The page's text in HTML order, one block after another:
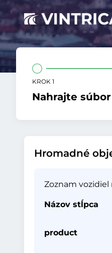
KROK 1
Nahrajte súbor
Hromadné
Zoznam vozidiel
Názov stĺpca
product